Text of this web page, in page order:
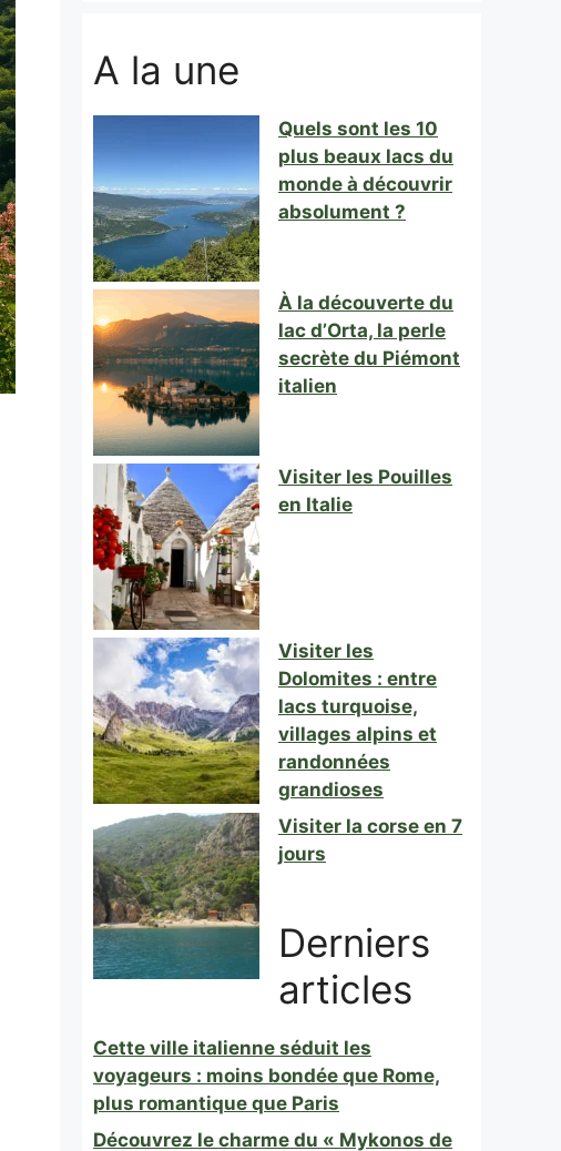
A la une
Quels sont les 10
plus beaux lacs du
monde à découvrir
absolument ?
À la découverte du
lac d’Orta, la perle
secrète du Piémont
italien
Visiter les Pouilles
en Italie
Visiter les
Dolomites : entre
lacs turquoise,
villages alpins et
randonnées
grandioses
Visiter la corse en 7
jours
Derniers
articles
Cette ville italienne séduit les
voyageurs : moins bondée que Rome,
plus romantique que Paris
Découvrez le charme du « Mykonos de